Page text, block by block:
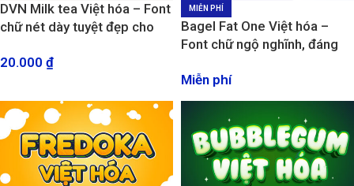
DVN Milk tea Việt hóa – Font
chữ nét dày tuyệt đẹp cho
phong cách teen
20.000 ₫
MIỄN PHÍ
Bagel Fat One Việt hóa –
Font chữ ngộ nghĩnh, đáng
Miễn phí